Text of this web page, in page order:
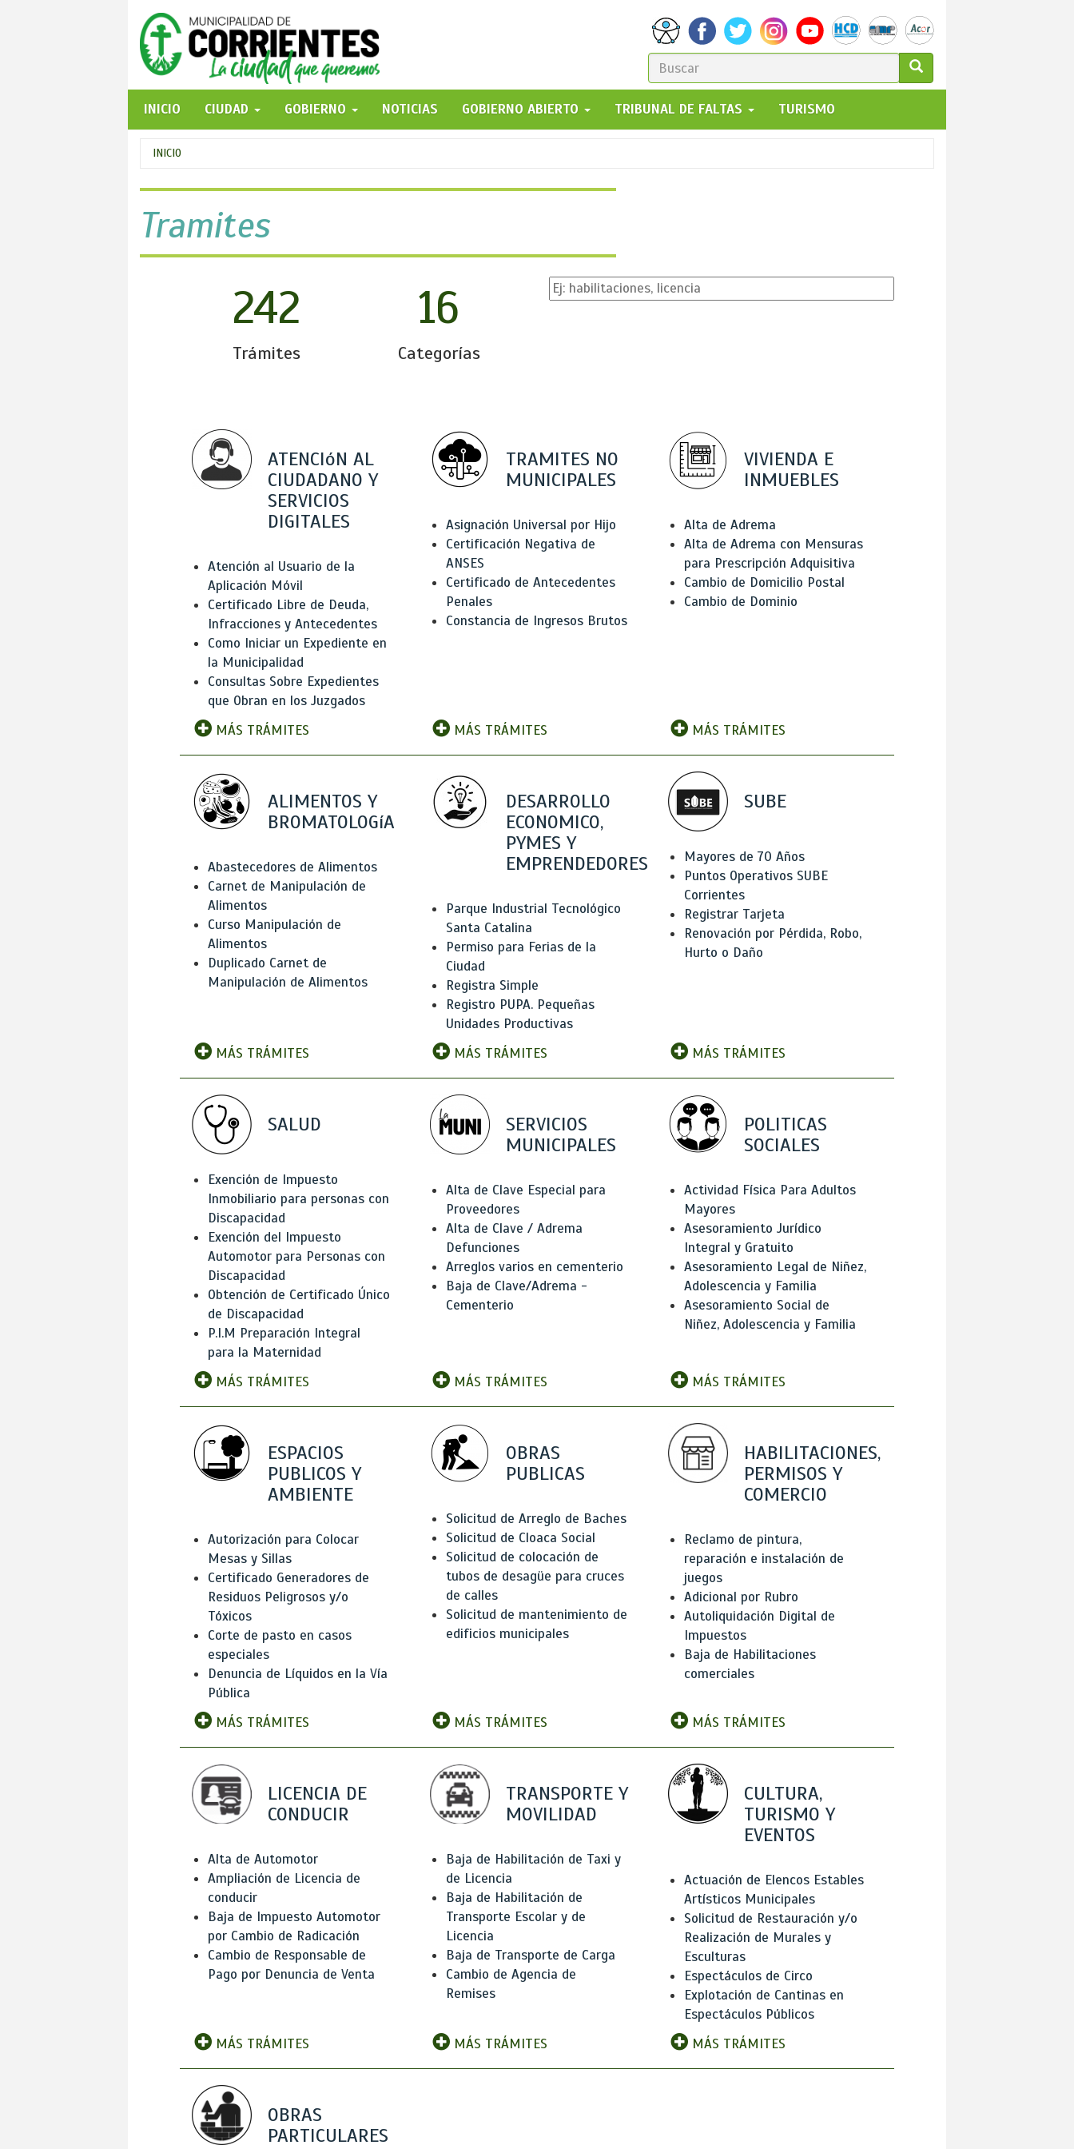
FORMULARIO
DE
BÚSQUEDA
GO!
INICIO
CIUDAD GOBIERNO NOTICIAS GOBIERNO ABIERTO TRIBUNAL DE FALTAS TURISMO
Se
encuentra
usted
aquí
INICIO
Tramites
242
Trámites
16
Categorías
ATENCIóN AL
CIUDADANO Y
SERVICIOS
DIGITALES
Atención al Usuario de la
Aplicación Móvil
Certificado Libre de Deuda,
Infracciones y Antecedentes
Como Iniciar un Expediente en
la Municipalidad
Consultas Sobre Expedientes
que Obran en los Juzgados
MÁS TRÁMITES
TRAMITES NO
MUNICIPALES
Asignación Universal por Hijo
Certificación Negativa de
ANSES
Certificado de Antecedentes
Penales
Constancia de Ingresos Brutos
MÁS TRÁMITES
VIVIENDA E
INMUEBLES
Alta de Adrema
Alta de Adrema con Mensuras
para Prescripción Adquisitiva
Cambio de Domicilio Postal
Cambio de Dominio
MÁS TRÁMITES
ALIMENTOS Y
BROMATOLOGíA
Abastecedores de Alimentos
Carnet de Manipulación de
Alimentos
Curso Manipulación de
Alimentos
Duplicado Carnet de
Manipulación de Alimentos
MÁS TRÁMITES
DESARROLLO
ECONOMICO,
PYMES Y
EMPRENDEDORES
Parque Industrial Tecnológico
Santa Catalina
Permiso para Ferias de la
Ciudad
Registra Simple
Registro PUPA. Pequeñas
Unidades Productivas
MÁS TRÁMITES
SUBE
Mayores de 70 Años
Puntos Operativos SUBE
Corrientes
Registrar Tarjeta
Renovación por Pérdida, Robo,
Hurto o Daño
MÁS TRÁMITES
SALUD
Exención de Impuesto
Inmobiliario para personas con
Discapacidad
Exención del Impuesto
Automotor para Personas con
Discapacidad
Obtención de Certificado Único
de Discapacidad
P.I.M Preparación Integral
para la Maternidad
MÁS TRÁMITES
SERVICIOS
MUNICIPALES
Alta de Clave Especial para
Proveedores
Alta de Clave / Adrema
Defunciones
Arreglos varios en cementerio
Baja de Clave/Adrema -
Cementerio
MÁS TRÁMITES
POLITICAS
SOCIALES
Actividad Física Para Adultos
Mayores
Asesoramiento Jurídico
Integral y Gratuito
Asesoramiento Legal de Niñez,
Adolescencia y Familia
Asesoramiento Social de
Niñez, Adolescencia y Familia
MÁS TRÁMITES
ESPACIOS
PUBLICOS Y
AMBIENTE
Autorización para Colocar
Mesas y Sillas
Certificado Generadores de
Residuos Peligrosos y/o
Tóxicos
Corte de pasto en casos
especiales
Denuncia de Líquidos en la Vía
Pública
MÁS TRÁMITES
OBRAS
PUBLICAS
Solicitud de Arreglo de Baches
Solicitud de Cloaca Social
Solicitud de colocación de
tubos de desagüe para cruces
de calles
Solicitud de mantenimiento de
edificios municipales
MÁS TRÁMITES
HABILITACIONES,
PERMISOS Y
COMERCIO
Reclamo de pintura,
reparación e instalación de
juegos
Adicional por Rubro
Autoliquidación Digital de
Impuestos
Baja de Habilitaciones
comerciales
MÁS TRÁMITES
LICENCIA DE
CONDUCIR
Alta de Automotor
Ampliación de Licencia de
conducir
Baja de Impuesto Automotor
por Cambio de Radicación
Cambio de Responsable de
Pago por Denuncia de Venta
MÁS TRÁMITES
TRANSPORTE Y
MOVILIDAD
Baja de Habilitación de Taxi y
de Licencia
Baja de Habilitación de
Transporte Escolar y de
Licencia
Baja de Transporte de Carga
Cambio de Agencia de
Remises
MÁS TRÁMITES
CULTURA,
TURISMO Y
EVENTOS
Actuación de Elencos Estables
Artísticos Municipales
Solicitud de Restauración y/o
Realización de Murales y
Esculturas
Espectáculos de Circo
Explotación de Cantinas en
Espectáculos Públicos
MÁS TRÁMITES
OBRAS
PARTICULARES